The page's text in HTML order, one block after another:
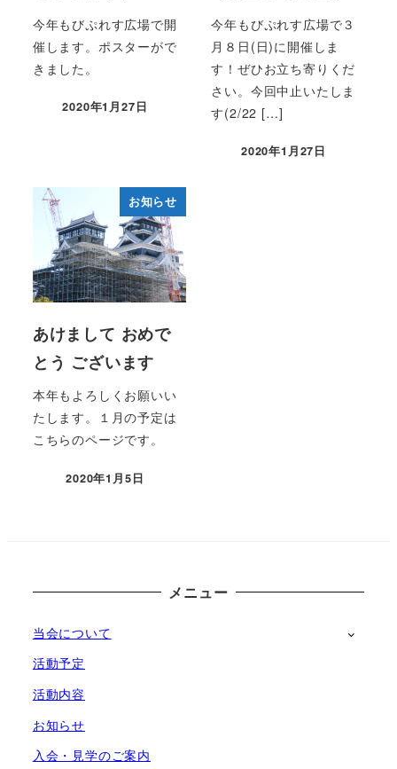
今年もびぷれす広場で開
催します。ポスターがで
きました。
投稿日
2020年1月27日
今年もびぷれす広場で３
月８日(日)に開催しま
す！ぜひお立ち寄りくだ
さい。今回中止いたしま
す(2/22 […]
投稿日
2020年1月27日
お知らせ
あけまして おめで
とう ございます
本年もよろしくお願いい
たします。１月の予定は
こちらのページです。
投稿日
2020年1月5日
メニュー
当会について
活動予定
活動内容
お知らせ
入会・見学のご案内